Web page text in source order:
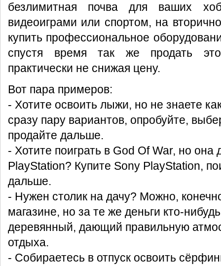
безлимитная почва для ваших
видеоиграми или спортом, на
купить профессиональное
спустя время так же продать
практически не снижая цену.
Вот пара примеров:
- Хотите освоить лыжи, но не знаете
сразу пару вариантов, опробуйте,
продайте дальше.
- Хотите поиграть в God Of War, но она
PlayStation? Купите Sony PlayStation,
дальше.
- Нужен столик на дачу? Можно,
магазине, но за те же деньги кто-
деревянный, дающий правильную
отдыха.
- Собираетесь в отпуск освоить